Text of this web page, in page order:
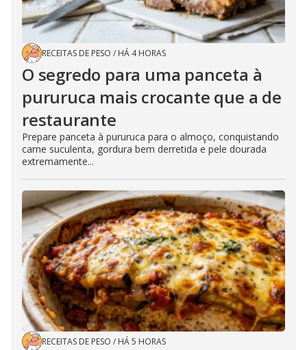
RECEITAS DE PESO / HÁ 4 HORAS
O segredo para uma panceta à
pururuca mais crocante que a de
restaurante
Prepare panceta à pururuca para o almoço, conquistando
carne suculenta, gordura bem derretida e pele dourada
extremamente...
RECEITAS DE PESO / HÁ 5 HORAS